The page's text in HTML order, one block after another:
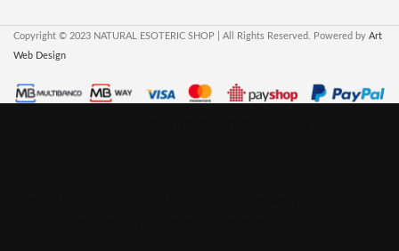
Copyright © 2023 NATURAL ESOTERIC SHOP | All Rights Reserved. Powered by Art
Web Design